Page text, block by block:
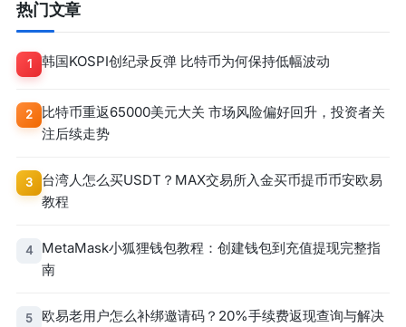
热门文章
1 韩国KOSPI创纪录反弹 比特币为何保持低幅波动
2
比特币重返65000美元大关 市场风险偏好回升，投资者关
注后续走势
3
台湾人怎么买USDT？MAX交易所入金买币提币币安欧易
教程
4
MetaMask小狐狸钱包教程：创建钱包到充值提现完整指
南
5
欧易老用户怎么补绑邀请码？20%手续费返现查询与解决